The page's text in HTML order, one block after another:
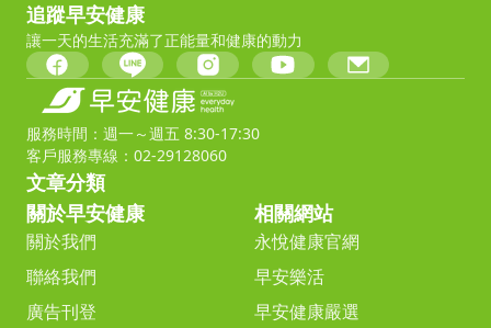
追蹤早安健康
讓一天的生活充滿了正能量和健康的動力
服務時間：週一～週五 8:30-17:30
客戶服務專線：02-29128060
文章分類
關於早安健康
關於我們
聯絡我們
廣告刊登
相關網站
永悅健康官網
早安樂活
早安健康嚴選